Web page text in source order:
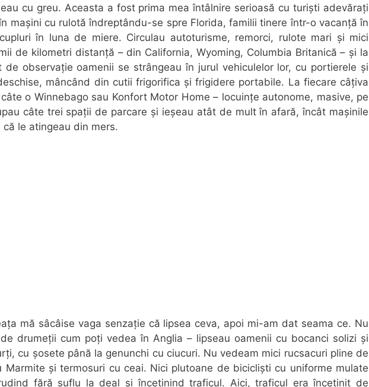
cu greu. Aceasta a fost prima mea întâlnire serioasă cu turiști adevărați
mașini cu rulotă îndreptându-se spre Florida, familii tinere într-o vacanță în
în luna de miere. Circulau autoturisme, remorci, rulote mari și mici
de kilometri distanță – din California, Wyoming, Columbia Britanică – și la
de observație oamenii se strângeau în jurul vehiculelor lor, cu portierele și
mâncând din cutii frigorifica și frigidere portabile. La fiecare câțiva
o Winnebago sau Konfort Motor Home – locuințe autonome, masive, pe
câte trei spații de parcare și ieșeau atât de mult în afară, încât mașinile
le atingeau din mers.
mă sâcâise vaga senzație că lipsea ceva, apoi mi-am dat seama ce. Nu
drumeții cum poți vedea în Anglia – lipseau oamenii cu bocanci solizi și
cu șosete până la genunchi cu ciucuri. Nu vedeam mici rucsacuri pline de
Marmite și termosuri cu ceai. Nici plutoane de bicicliști cu uniforme mulate
fără suflu la deal și încetinind traficul. Aici, traficul era încetinit de